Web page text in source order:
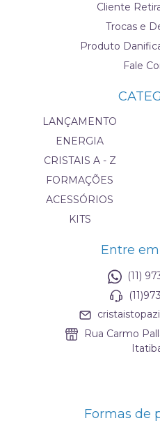
Cliente
Trocas e
Produto
Fale
LANÇAMENTO
ENERGIA
CRISTAIS A - Z
FORMAÇÕES
ACESSÓRIOS
KITS
Entre
(11)
Rua Carmo
Formas de